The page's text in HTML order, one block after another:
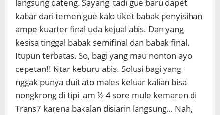
langsung dateng. Sayang, tadi gue baru dapet
kabar dari temen gue kalo tiket babak penyisihan
ampe kuarter final uda kejual abis. Dan yang
kesisa tinggal babak semifinal dan babak final.
Itupun terbatas. So, bagi yang mau nonton ayo
cepetan!! Ntar keburu abis. Solusi bagi yang
nggak punya duit ato males keluar kalian bisa
nongkrong di tipi jam ½ 4 sore mule kemaren di
Trans7 karena bakalan disiarin langsung… Nah,